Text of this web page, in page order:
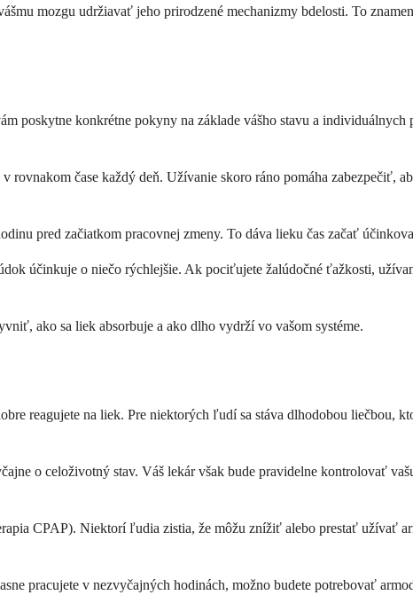
mozgu udržiavať jeho prirodzené mechanizmy bdelosti. To
poskytne konkrétne pokyny na základe vášho stavu a individuálnych
čase každý deň. Užívanie skoro ráno pomáha zabezpečiť,
pred začiatkom pracovnej zmeny. To dáva lieku čas začať
účinkuje o niečo rýchlejšie. Ak pociťujete žalúdočné ťažkosti,
ako sa liek absorbuje a ako dlho vydrží vo vašom systéme.
reagujete na liek. Pre niektorých ľudí sa stáva dlhodobou liečbou,
o celoživotný stav. Váš lekár však bude pravidelne kontrolovať
CPAP). Niektorí ľudia zistia, že môžu znížiť alebo prestať užívať
pracujete v nezvyčajných hodinách, možno budete potrebovať